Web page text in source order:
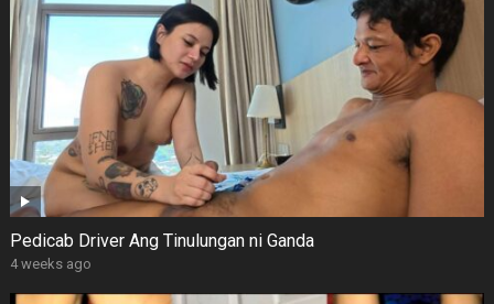
Pedicab Driver Ang Tinulungan ni Ganda
4 weeks ago